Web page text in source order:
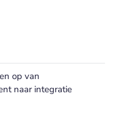
Cryptocurrency nieuws
op van
naar integratie